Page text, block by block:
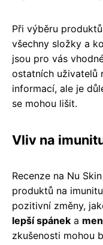
Při výběru
všechny složky a
jsou pro vás
ostatních uživatelů
informací, ale je
se mohou lišit.
Vliv na
Recenze na Nu
produktů na
pozitivní změny,
lepší spánek a
zkušenosti mohou